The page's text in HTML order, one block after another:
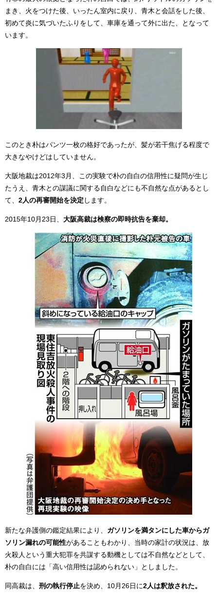
まき、火をつけた後、いったん室内に戻り、青木と会話をした後、
初めて炎に気づいたふりをして、車庫を通って外に出た、となって
います。
このとき朴はパンツ一枚の格好であったが、髪が若干焦げる程度で
大きなやけどはしていません。
大阪地裁は2012年3月、この実験で朴の自白の信用性に疑問が生じ
たうえ、青木との謀議に関する自白などにも不自然な点があるとし
て、 2人の再審開始を決定 します。
2015年10月23日、 大阪高裁は検察の即時抗告を棄却。
新たな弁護側の鑑定結果により、 ガソリンを満タンにした車からガ
ソリン漏れの可能性があることもわかり、当時の家計の状況は、放
火殺人という重大犯罪を共謀する動機としては不自然などとして、
朴の自白には「高い信用性は認められない」としました。
同高裁は、 刑の執行停止を決め、10月26日に2人は釈放された。